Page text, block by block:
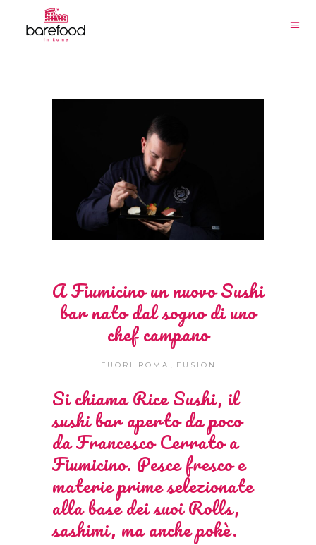
A Fiumicino un nuovo Sushi
bar nato dal sogno di uno
chef campano
FUORI ROMA FUSION
Si chiamaRice Sushi, il
sushi bar aperto da poco
da Francesco Cerrato a
Fiumicino. Pesce fresco e
materie prime selezionate
alla base dei suoi Rolls,
sashimi, ma anche pokè.